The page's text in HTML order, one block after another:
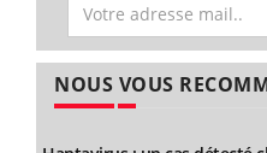
NOUS VOUS